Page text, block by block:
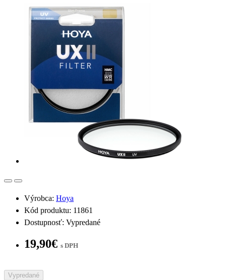
Výrobca: Hoya
Kód produktu: 11861
Dostupnosť: Vypredané
19,90€ s DPH
Vypredané